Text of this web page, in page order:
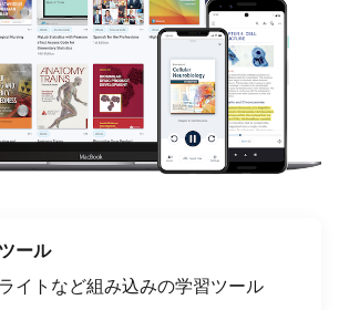
ール
イトなど組み込みの学習ツール